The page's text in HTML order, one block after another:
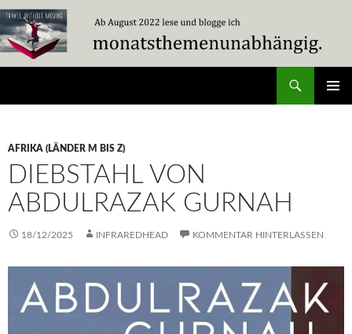
Zum
Inhalt
springen
AFRIKA (LÄNDER M BIS Z)
DIEBSTAHL VON
ABDULRAZAK GURNAH
18/12/2025 INFRAREDHEAD KOMMENTAR HINTERLASSEN